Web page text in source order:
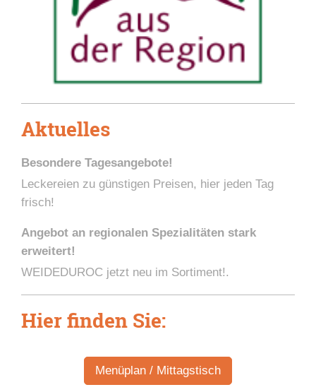
Aktuelles
Besondere Tagesangebote!
Leckereien zu günstigen Preisen, hier jeden Tag
frisch!
Angebot an regionalen Spezialitäten stark
erweitert!
WEIDEDUROC jetzt neu im Sortiment!.
Hier finden Sie:
Menüplan / Mittagstisch